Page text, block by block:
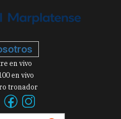
en vivo
en vivo
tronador